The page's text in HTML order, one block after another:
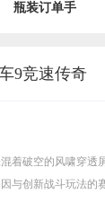
瓶装订单手
9竞速传奇
着破空的风啸穿透
与创新战斗玩法的